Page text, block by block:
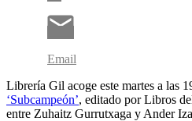
Email
Librería Gil acoge este martes a las
‘Subcampeón’, editado por Libros
entre Zuhaitz Gurrutxaga y Ander